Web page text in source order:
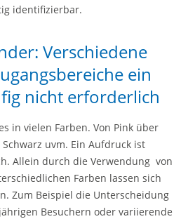
identifizierbar.
Verschiedene
ein
nicht erforderlich
in vielen Farben. Von Pink über
uvm. Ein Aufdruck ist
Allein durch die Verwendung von
Farben lassen sich
Zum Beispiel die Unterscheidung
Besuchern oder variierende